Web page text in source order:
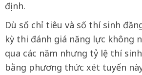
định.
Dù số chỉ tiêu và số thí sinh
kỳ thi đánh giá năng lực không
qua các năm nhưng tỷ lệ thí
bằng phương thức xét tuyển